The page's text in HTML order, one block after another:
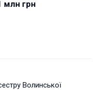
млн грн
Волинської